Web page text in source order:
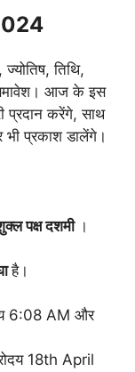
तिथि,
आज के इस
प्रदान करेंगे, साथ
प्रकाश डालेंगे।
पक्ष दशमी ।
है।
6:08 AM और
18th April